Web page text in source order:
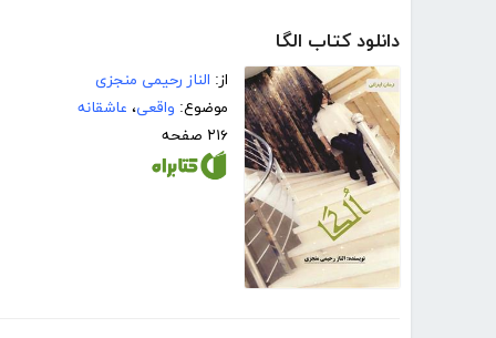
دانلود کتاب الگا
از: الناز رحیمی منجزی
موضوع: واقعی، عاشقانه
۲۱۶ صفحه